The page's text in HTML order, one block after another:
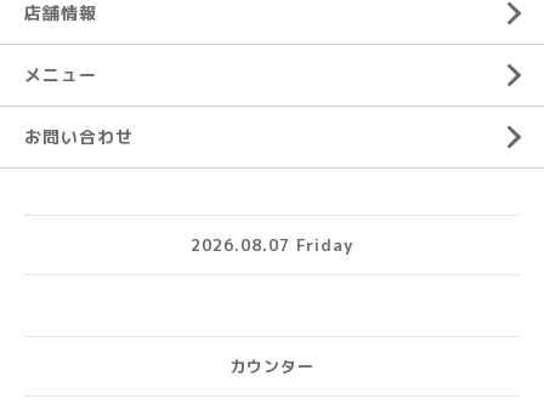
店舗情報
メニュー
お問い合わせ
2026.08.07 Friday
カウンター